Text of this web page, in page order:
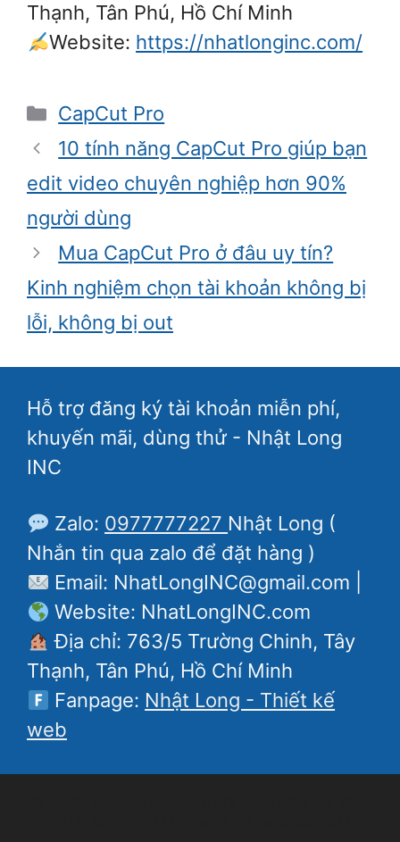
Thạnh, Tân Phú, Hồ Chí Minh
Website: https://nhatlonginc.com/
Danh
mục
CapCut Pro
10 tính năng CapCut Pro giúp bạn
edit video chuyên nghiệp hơn 90%
người dùng
Mua CapCut Pro ở đâu uy tín?
Kinh nghiệm chọn tài khoản không bị
lỗi, không bị out
Hỗ trợ đăng ký tài khoản miễn phí,
khuyến mãi, dùng thử - Nhật Long
INC
Zalo: 0977777227 Nhật Long (
Nhắn tin qua zalo để đặt hàng )
Email: NhatLongINC@gmail.com |
Website: NhatLongINC.com
Địa chỉ: 763/5 Trường Chinh, Tây
Thạnh, Tân Phú, Hồ Chí Minh
Fanpage: Nhật Long - Thiết kế
web